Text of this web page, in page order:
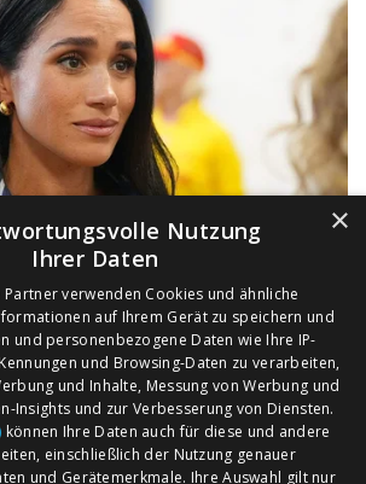
×
Nutzung
Ihrer Daten
verwenden Cookies und ähnliche
auf Ihrem Gerät zu speichern und
und personenbezogene Daten wie Ihre IP-
und Browsing-Daten zu verarbeiten,
und Inhalte, Messung von Werbung und
Insights und zur Verbesserung von Diensten.
können Ihre Daten auch für diese und andere
einschließlich der Nutzung genauer
und Gerätemerkmale. Ihre Auswahl gilt nur